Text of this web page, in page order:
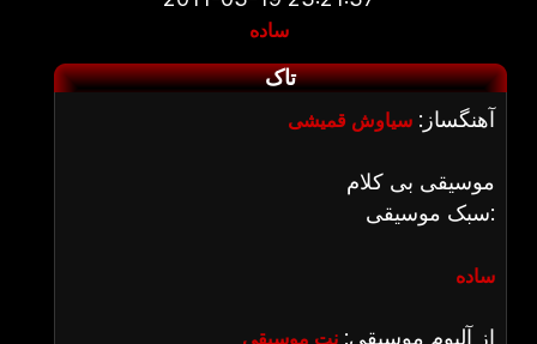
ساده
تاک
آهنگساز: سیاوش قمیشی
موسیقی بی کلام
سبک موسیقی:
ساده
از آلبوم موسیقی: نت موسیقی